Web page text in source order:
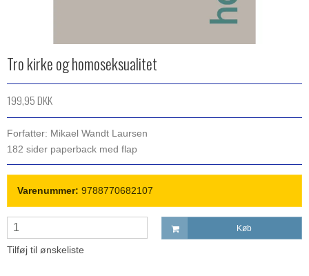
Tro kirke og homoseksualitet
199,95 DKK
Forfatter: Mikael Wandt Laursen
182 sider paperback med flap
Varenummer: 9788770682107
Køb
Tilføj til ønskeliste